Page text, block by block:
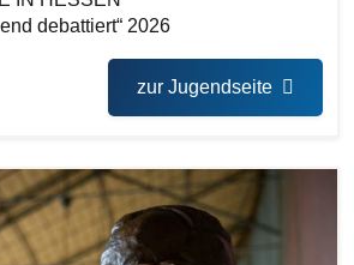
debattiert“ 2026
zur Jugendseite